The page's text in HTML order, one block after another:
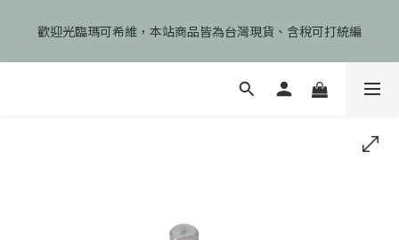
享99元免運卷！
歡迎光臨瑪可希維，本站商品皆為台灣現貨、含稅可打統編
🎉慶開幕🎉期間限定註冊會員即享199元免運、會員首次下單加碼